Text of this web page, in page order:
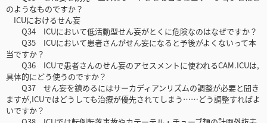
のようなものですか？
ICUにおけるせん妄
Q34 ICUにおいて低活動型せん妄がとくに危険なのはなぜですか？
Q35 ICUにおいて患者さんがせん妄になると予後がよくないって本
当ですか？
Q36 ICUで患者さんのせん妄のアセスメントに使われるCAM.ICUは,
具体的にどう使うのですか？
Q37 せん妄を鎮めるにはサーカディアンリズムの調整が必要と聞き
ますが,ICUではどうしても治療が優先されてしまう……どう調整すればよ
いですか？